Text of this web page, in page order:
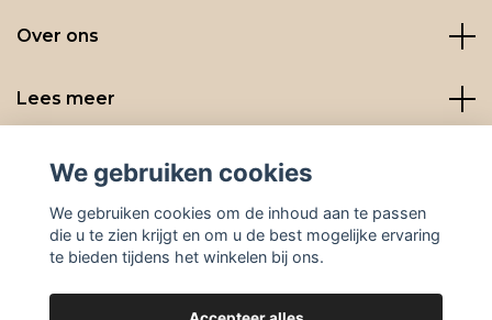
Over ons
Lees meer
Social media
We gebruiken cookies
We gebruiken cookies om de inhoud aan te passen
die u te zien krijgt en om u de best mogelijke ervaring
te bieden tijdens het winkelen bij ons.